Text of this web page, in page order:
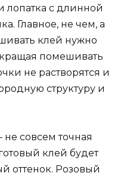
лопатка с длинной
Главное, не чем, а
клей нужно
помешивать
не растворятся и
структуру и
не совсем точная
клей будет
оттенок. Розовый